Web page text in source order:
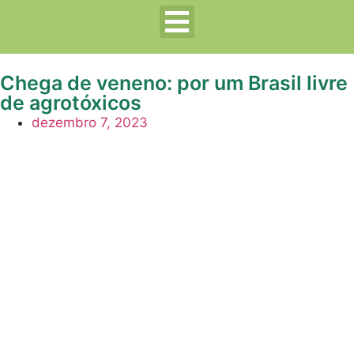
Chega de veneno: por um Brasil livre
de agrotóxicos
dezembro 7, 2023